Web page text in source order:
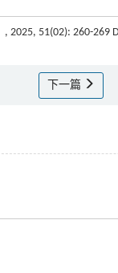
, 2025, 51(02): 260-269
下一篇